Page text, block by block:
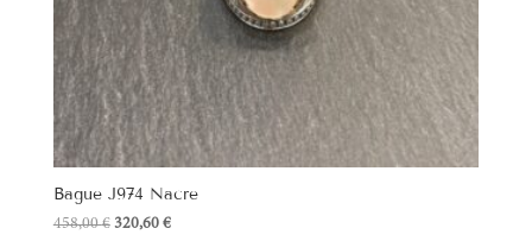
Bague J974 Nacre
458,00€ Le
320,60 €Le